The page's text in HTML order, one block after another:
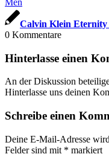
Calvin Klein Eternity
0 Kommentare
Hinterlasse einen
An der Diskussion
Hinterlasse uns deinen
Schreibe einen
Deine E-Mail-Adresse
Felder sind mit * markiert